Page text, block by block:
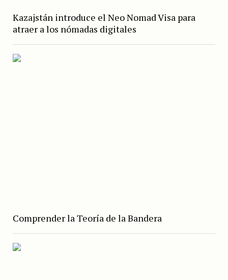
Kazajstán introduce el Neo Nomad Visa para
atraer a los nómadas digitales
Comprender la Teoría de la Bandera